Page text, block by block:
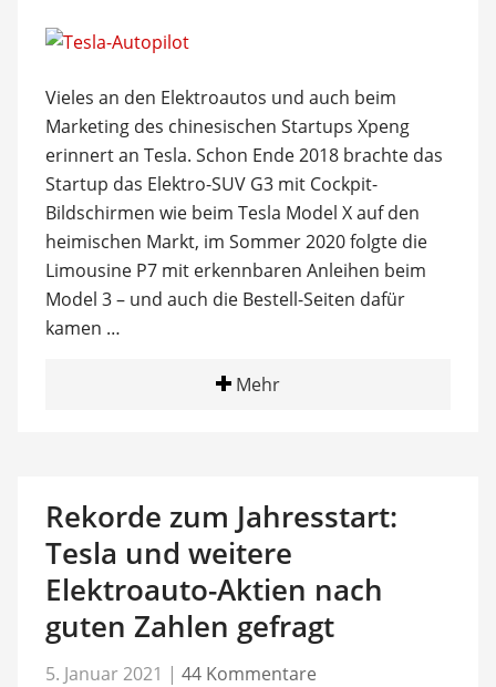
Vieles an den Elektroautos und auch beim
Marketing des chinesischen Startups Xpeng
erinnert an Tesla. Schon Ende 2018 brachte das
Startup das Elektro-SUV G3 mit Cockpit-
Bildschirmen wie beim Tesla Model X auf den
heimischen Markt, im Sommer 2020 folgte die
Limousine P7 mit erkennbaren Anleihen beim
Model 3 – und auch die Bestell-Seiten dafür
kamen …
Mehr
Rekorde zum Jahresstart:
Tesla und weitere
Elektroauto-Aktien nach
guten Zahlen gefragt
5. Januar 2021 | 44 Kommentare